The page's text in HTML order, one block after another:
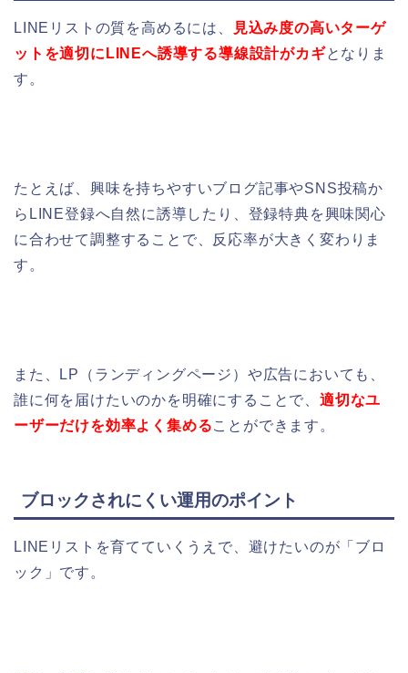
LINEリストの質を高めるには、
見込み度の高いターゲ
ットを適切にLINEへ誘導する導線設計がカギとなりま
す。
たとえば、興味を持ちやすいブログ記事やSNS投稿か
らLINE登録へ自然に誘導したり、登録特典を興味関心
に合わせて調整することで、反応率が大きく変わりま
す。
また、LP（ランディングページ）や広告においても、
誰に何を届けたいのかを明確にすることで、 適切なユ
ーザーだけを効率よく集めることができます。
ブロックされにくい運用のポイント
LINEリストを育てていくうえで、避けたいのが「ブロ
ック」です。